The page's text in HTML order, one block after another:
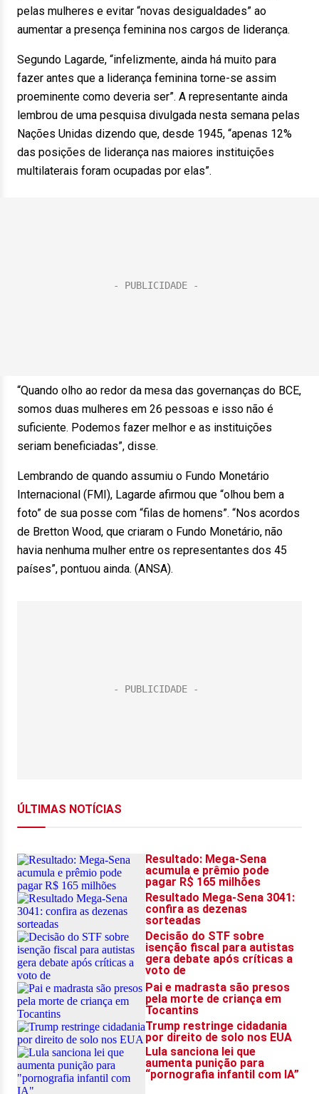
pelas mulheres e evitar “novas desigualdades” ao
aumentar a presença feminina nos cargos de liderança.
Segundo Lagarde, “infelizmente, ainda há muito para
fazer antes que a liderança feminina torne-se assim
proeminente como deveria ser”. A representante ainda
lembrou de uma pesquisa divulgada nesta semana pelas
Nações Unidas dizendo que, desde 1945, “apenas 12%
das posições de liderança nas maiores instituições
multilaterais foram ocupadas por elas”.
“Quando olho ao redor da mesa das governanças do BCE,
somos duas mulheres em 26 pessoas e isso não é
suficiente. Podemos fazer melhor e as instituições
seriam beneficiadas”, disse.
Lembrando de quando assumiu o Fundo Monetário
Internacional (FMI), Lagarde afirmou que “olhou bem a
foto” de sua posse com “filas de homens”. “Nos acordos
de Bretton Wood, que criaram o Fundo Monetário, não
havia nenhuma mulher entre os representantes dos 45
países”, pontuou ainda. (ANSA).